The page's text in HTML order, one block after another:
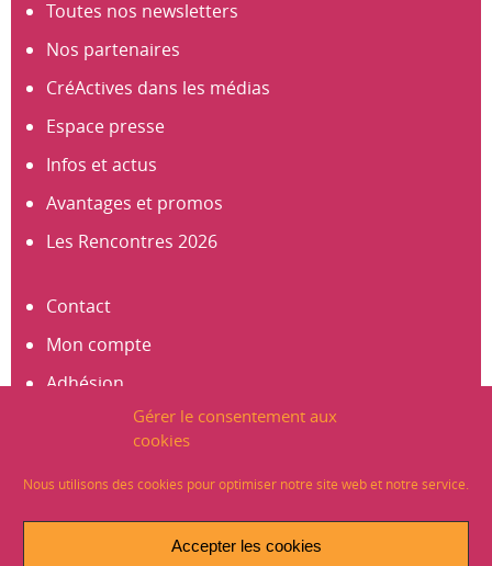
Gérer le consentement aux
cookies
Nous utilisons des cookies pour optimiser notre site web et notre service.
Accepter les cookies
Toutes nos newsletters
Nos partenaires
CréActives dans les médias
Espace presse
Infos et actus
Avantages et promos
Les Rencontres 2026
Contact
Mon compte
Adhésion
S’abonner à la newsletter
Mentions légales